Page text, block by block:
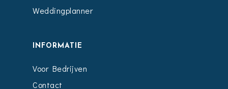
Weddingplanner
INFORMATIE
Voor Bedrijven
Contact